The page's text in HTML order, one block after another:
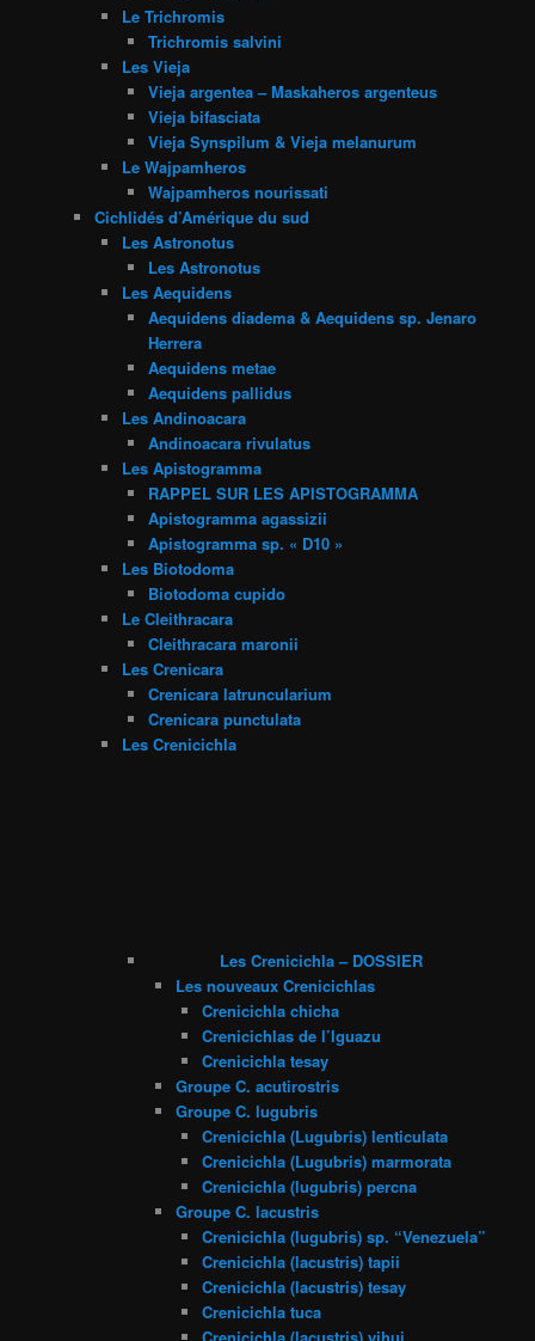
Le Trichromis
Trichromis salvini
Les Vieja
Vieja argentea – Maskaheros argenteus
Vieja bifasciata
Vieja Synspilum & Vieja melanurum
Le Wajpamheros
Wajpamheros nourissati
Cichlidés d’Amérique du sud
Les Astronotus
Les Astronotus
Les Aequidens
Aequidens diadema & Aequidens sp. Jenaro
Herrera
Aequidens metae
Aequidens pallidus
Les Andinoacara
Andinoacara rivulatus
Les Apistogramma
RAPPEL SUR LES APISTOGRAMMA
Apistogramma agassizii
Apistogramma sp. « D10 »
Les Biotodoma
Biotodoma cupido
Le Cleithracara
Cleithracara maronii
Les Crenicara
Crenicara latruncularium
Crenicara punctulata
Les Crenicichla
Les Crenicichla – DOSSIER
Les nouveaux Crenicichlas
Crenicichla chicha
Crenicichlas de l’Iguazu
Crenicichla tesay
Groupe C. acutirostris
Groupe C. lugubris
Crenicichla (Lugubris) lenticulata
Crenicichla (Lugubris) marmorata
Crenicichla (lugubris) percna
Groupe C. lacustris
Crenicichla (lugubris) sp. “Venezuela”
Crenicichla (lacustris) tapii
Crenicichla (lacustris) tesay
Crenicichla tuca